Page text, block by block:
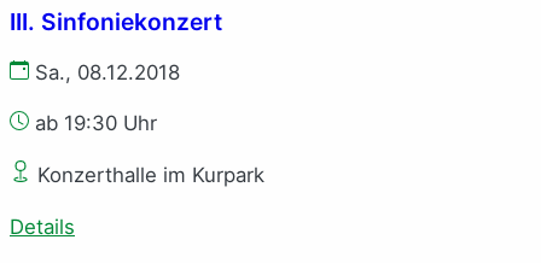
III. Sinfoniekonzert
Sa., 08.12.2018
ab 19:30 Uhr
Konzerthalle im Kurpark
Details